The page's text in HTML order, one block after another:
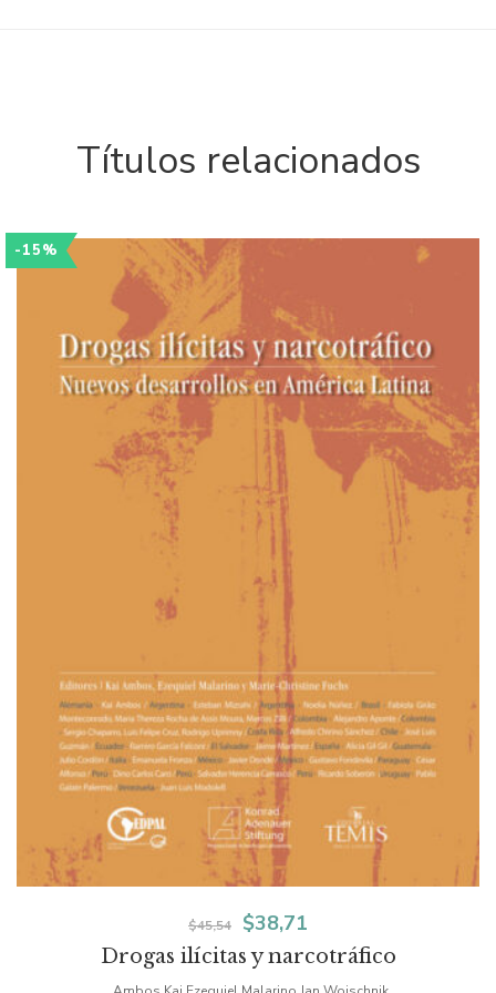
Títulos relacionados
-15%
Drogas ilícitas y narcotráfico
$45,54
El
precio
$38,71
precio